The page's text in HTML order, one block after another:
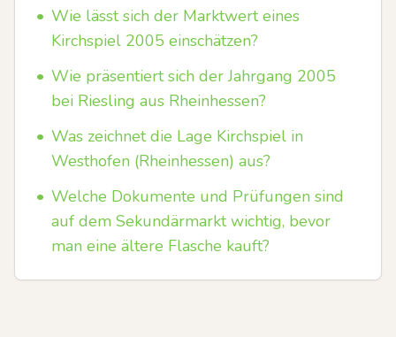
• Wie lässt sich der Marktwert eines
Kirchspiel 2005 einschätzen?
• Wie präsentiert sich der Jahrgang 2005
bei Riesling aus Rheinhessen?
• Was zeichnet die Lage Kirchspiel in
Westhofen (Rheinhessen) aus?
• Welche Dokumente und Prüfungen sind
auf dem Sekundärmarkt wichtig, bevor
man eine ältere Flasche kauft?